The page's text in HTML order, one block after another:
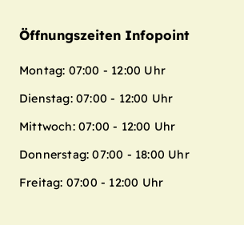
Öffnungszeiten Infopoint
Montag: 07:00 - 12:00 Uhr
Dienstag: 07:00 - 12:00 Uhr
Mittwoch: 07:00 - 12:00 Uhr
Donnerstag: 07:00 - 18:00 Uhr
Freitag: 07:00 - 12:00 Uhr